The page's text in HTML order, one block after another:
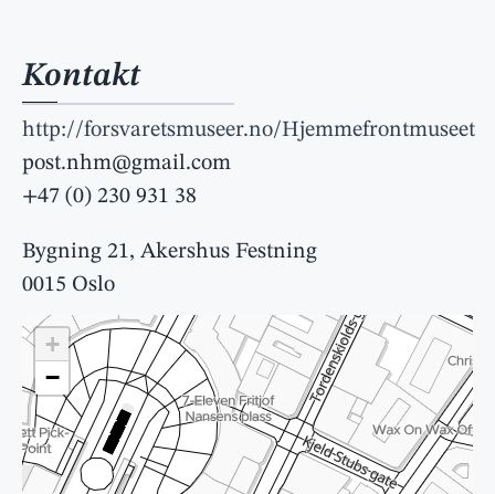
Kontakt
http://forsvaretsmuseer.no/Hjemmefrontmuseet
post.nhm@gmail.com
+47 (0) 230 931 38
Bygning 21, Akershus Festning
0015 Oslo
+
−